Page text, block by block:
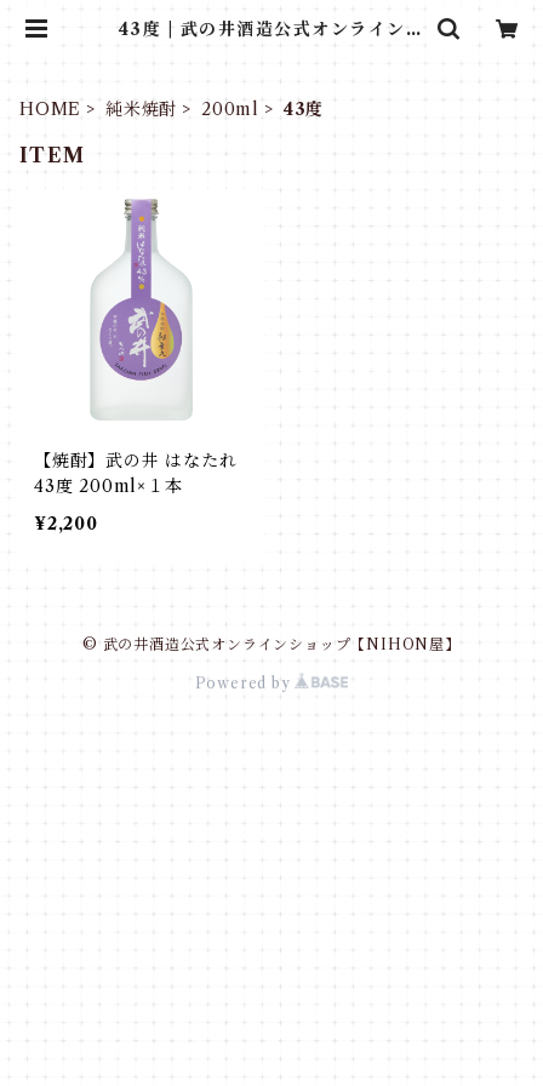
43度 | 武の井酒造公式オンラインシ
HOME 純米焼酎 200ml 43度
ITEM
【焼酎】武の井 はなたれ
43度 200ml×１本
¥2,200
© 武の井酒造公式オンラインショップ【NIHON屋】
Powered by